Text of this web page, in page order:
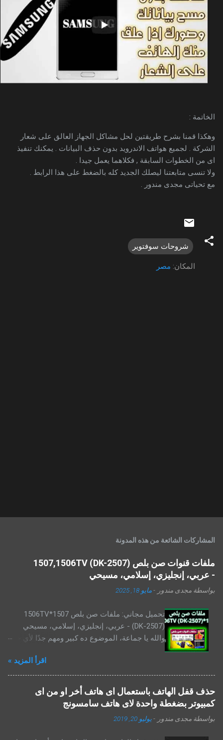
الخاتمة :
وهكذا قمنا بشرح طريقتين لحل مشاكل الجهاز العالق على شعار
الشركة . لجميع هواتف الاندرويد بدون حذف البيانات . يمكنك تنفيذ
اى من الخطوات السابقة , فكلاهما يعمل جيدا .
ولا تنسى متابعتنا ليصلك الجديد كله بالضغط على هذا الرابط .
مع تحياتى مجدى مندور .
شروحات سوفتوير
المكان:مصر
المشاركات الشائعة من هذه المدونة
ملفات قنوات صن بلص 1507,1506TV (DK-2507)
- عربي، إنجليزي، إسلامي، مسيحي
بواسطةمجدى مندور - مايو 18, 2025
تحميل مجاني: ملفات صن بلص 1507*1506TV
(DK-2507) - عربي، إنجليزي، إسلامي، مسيحي
والله يا جماعة، الموضوع ده كبير ومهم جدًا لأي حد
عنده رسيفر صن بلص ، خصوصًا الموديلات اللي
ليها علاقة بالمعالجات 1506 و1507 بأنواعهم، واللي
أغلبنا بيشوفها بأسماء شبه طلاسم كده: 1506t،
1506g، 1506tv، 1507g، 1507a، 2507 ... يعني
شغلانة! بس النهاردة، إحنا هنا علشان نفك الشفرة
دي سوا، ونفهم إزاي نحمل أحدث ملف قنوات صن
بلص بسهولة وبدون صداع. ملفات قنوات صن بلص
اقرأ المزيد »
حذف قفل الهاتف باستعمال اى هاتف أخر او من اى
كمبيوتر بضغطة واحدة لاى هاتف سامسونج
بواسطةمجدى مندور - يوليو 20, 2019